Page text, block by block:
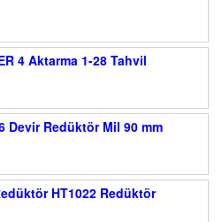
4 Aktarma 1-28 Tahvil
Devir Redüktör Mil 90 mm
HT1022 Redüktör